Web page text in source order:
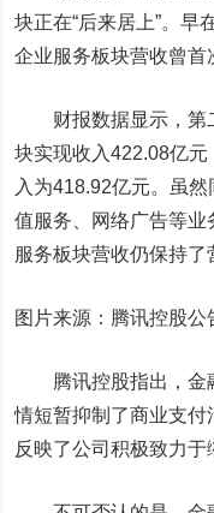
块正在“后来居上”。早
企业服务板块营收曾首
财报数据显示，第
块实现收入422.08亿
入为418.92亿元。虽
值服务、网络广告等
服务板块营收仍保持了
图片来源：腾讯控股公
腾讯控股指出，金
情短暂抑制了商业支付
反映了公司积极致力于